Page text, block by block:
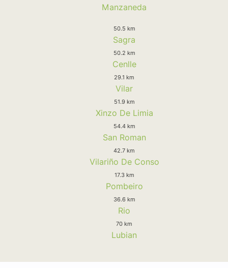
Manzaneda
50.5 km
Sagra
50.2 km
Cenlle
29.1 km
Vilar
51.9 km
Xinzo De Limia
54.4 km
San Roman
42.7 km
Vilariño De Conso
17.3 km
Pombeiro
36.6 km
Rio
70 km
Lubian